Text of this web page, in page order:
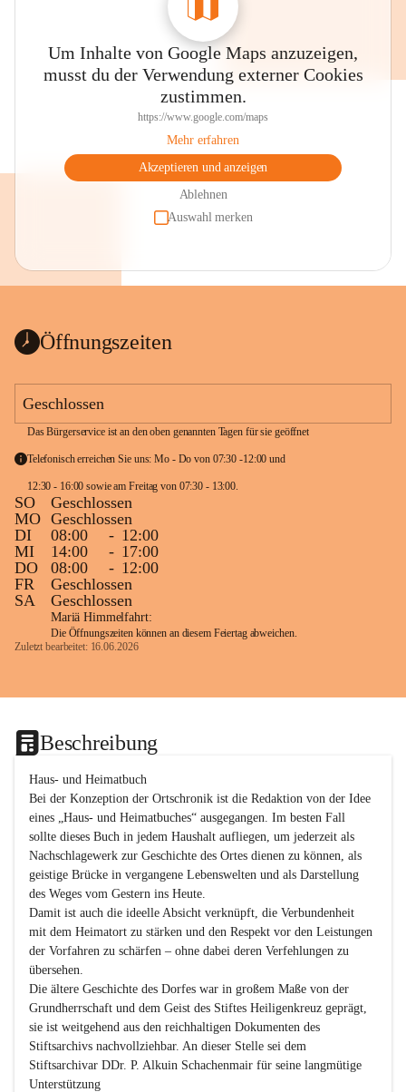
Um Inhalte von Google Maps anzuzeigen,
musst du der Verwendung externer Cookies
zustimmen.
https://www.google.com/maps
Mehr erfahren
Akzeptieren und anzeigen
Ablehnen
Auswahl merken
Öffnungszeiten
Geschlossen
Das Bürgerservice ist an den oben genannten Tagen für sie geöffnet
Telefonisch erreichen Sie uns: Mo - Do von 07:30 -12:00 und
SO
Geschlossen
MO Geschlossen
DI
08:00 - 12:00
MI
14:00 - 17:00
DO
08:00 - 12:00
FR
Geschlossen
SA
Geschlossen
Mariä Himmelfahrt:
Die Öffnungszeiten können an diesem Feiertag abweichen.
Zuletzt bearbeitet: 16.06.2026
Beschreibung
Haus- und Heimatbuch
Bei der Konzeption der Ortschronik ist die Redaktion von der Idee
eines „Haus- und Heimatbuches“ ausgegangen. Im besten Fall
sollte dieses Buch in jedem Haushalt aufliegen, um jederzeit als
Nachschlagewerk zur Geschichte des Ortes dienen zu können, als
geistige Brücke in vergangene Lebenswelten und als Darstellung
des Weges vom Gestern ins Heute.
Damit ist auch die ideelle Absicht verknüpft, die Verbundenheit
mit dem Heimatort zu stärken und den Respekt vor den Leistungen
der Vorfahren zu schärfen – ohne dabei deren Verfehlungen zu
übersehen.
Die ältere Geschichte des Dorfes war in großem Maße von der
Grundherrschaft und dem Geist des Stiftes Heiligenkreuz geprägt,
sie ist weitgehend aus den reichhaltigen Dokumenten des
Stiftsarchivs nachvollziehbar. An dieser Stelle sei dem
Stiftsarchivar DDr. P. Alkuin Schachenmair für seine langmütige
Unterstützung